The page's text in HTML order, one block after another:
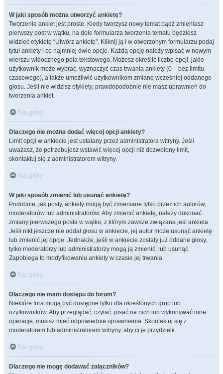
W jaki sposób można utworzyć ankietę?
Tworzenie ankiet jest proste. Kiedy tworzysz nowy temat bądź zmieniasz
pierwszy post w wątku, na dole formularza tworzenia tematu będziesz
widzieć etykietę “Utwórz ankietę”. Kliknij ją i w otworzonym formularzu podaj
tytuł ankiety i co najmniej dwie opcje. Każdą opcję należy wpisać w nowym
wierszu widocznego pola tekstowego. Możesz określić liczbę opcji, jakie
użytkownik może wybrać, wyznaczyć czas trwania ankiety (0 – bez limitu
czasowego), a także umożliwić użytkownikom zmianę wcześniej oddanego
głosu. Jeśli nie widzisz etykiety, prawdopodobnie nie masz uprawnień do
tworzenia ankiet.
Na górę
Dlaczego nie można dodać więcej opcji ankiety?
Limit opcji w ankiecie jest ustalany przez administratora witryny. Jeśli
uważasz, że potrzebujesz wstawić więcej opcji niż dozwolony limit,
skontaktuj się z administratorem witryny.
Na górę
W jaki sposób zmienić lub usunąć ankietę?
Podobnie, jak posty, ankiety mogą być zmieniane tylko przez ich autorów,
moderatorów lub administratorów. Aby zmienić ankietę, należy dokonać
zmiany pierwszego posta w wątku, z którym zawsze związana jest ankieta.
Jeśli nikt jeszcze nie oddał głosu w ankiecie, jej autor może usunąć ankietę
lub zmienić jej opcje. Jednakże, jeśli w ankiecie zostały już oddane głosy,
tylko moderatorzy lub administratorzy mogą ją zmienić, lub usunąć.
Zapobiega to modyfikowaniu ankiety w czasie jej trwania.
Na górę
Dlaczego nie mam dostępu do forum?
Niektóre fora mogą być dostępne tylko dla określonych grup lub
użytkowników. Aby przeglądać, czytać, pisać na nich lub wykonywać inne
operacje, musisz mieć odpowiednie uprawnienia. Skontaktuj się z
moderatorem lub administratorem witryny, aby ci je przydzielił.
Na górę
Dlaczego nie mogę dodawać załączników?